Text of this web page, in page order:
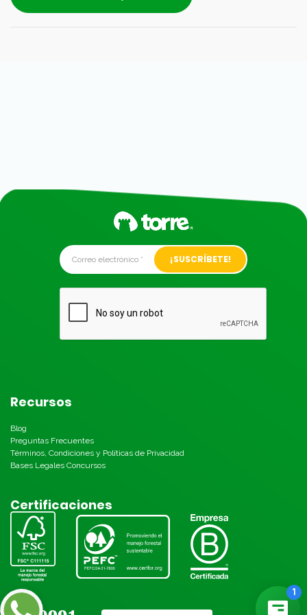
Alternative:
Recursos
Blog
Preguntas Frecuentes
Términos, Condiciones y Políticas de Privacidad
Bases Legales Concursos
Certificaciones